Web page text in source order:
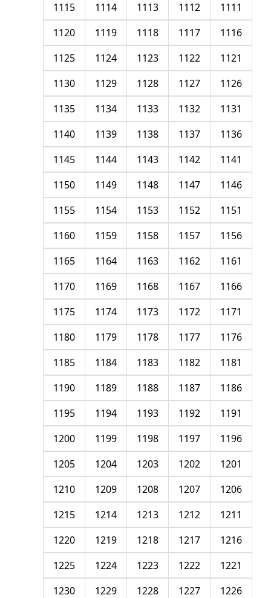
1111
1112
1113
1114
1115
1116
1117
1118
1119
1120
1121
1122
1123
1124
1125
1126
1127
1128
1129
1130
1131
1132
1133
1134
1135
1136
1137
1138
1139
1140
1141
1142
1143
1144
1145
1146
1147
1148
1149
1150
1151
1152
1153
1154
1155
1156
1157
1158
1159
1160
1161
1162
1163
1164
1165
1166
1167
1168
1169
1170
1171
1172
1173
1174
1175
1176
1177
1178
1179
1180
1181
1182
1183
1184
1185
1186
1187
1188
1189
1190
1191
1192
1193
1194
1195
1196
1197
1198
1199
1200
1201
1202
1203
1204
1205
1206
1207
1208
1209
1210
1211
1212
1213
1214
1215
1216
1217
1218
1219
1220
1221
1222
1223
1224
1225
1226
1227
1228
1229
1230